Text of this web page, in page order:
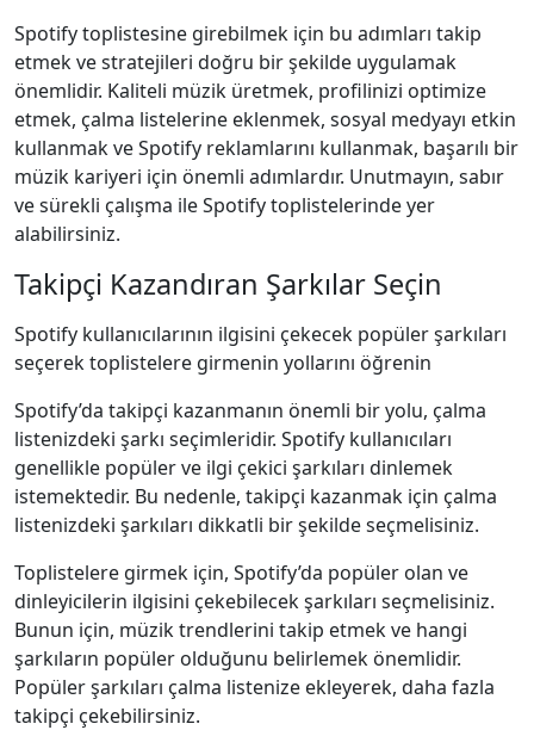
Spotify toplistesine girebilmek için bu adımları takip
etmek ve stratejileri doğru bir şekilde uygulamak
önemlidir. Kaliteli müzik üretmek, profilinizi optimize
etmek, çalma listelerine eklenmek, sosyal medyayı etkin
kullanmak ve Spotify reklamlarını kullanmak, başarılı bir
müzik kariyeri için önemli adımlardır. Unutmayın, sabır
ve sürekli çalışma ile Spotify toplistelerinde yer
alabilirsiniz.
Takipçi Kazandıran Şarkılar Seçin
Spotify kullanıcılarının ilgisini çekecek popüler şarkıları
seçerek toplistelere girmenin yollarını öğrenin
Spotify’da takipçi kazanmanın önemli bir yolu, çalma
listenizdeki şarkı seçimleridir. Spotify kullanıcıları
genellikle popüler ve ilgi çekici şarkıları dinlemek
istemektedir. Bu nedenle, takipçi kazanmak için çalma
listenizdeki şarkıları dikkatli bir şekilde seçmelisiniz.
Toplistelere girmek için, Spotify’da popüler olan ve
dinleyicilerin ilgisini çekebilecek şarkıları seçmelisiniz.
Bunun için, müzik trendlerini takip etmek ve hangi
şarkıların popüler olduğunu belirlemek önemlidir.
Popüler şarkıları çalma listenize ekleyerek, daha fazla
takipçi çekebilirsiniz.